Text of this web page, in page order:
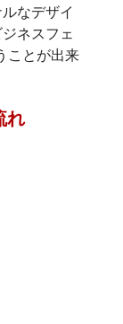
なデザイ
ネスフェ
ことが出来
れ